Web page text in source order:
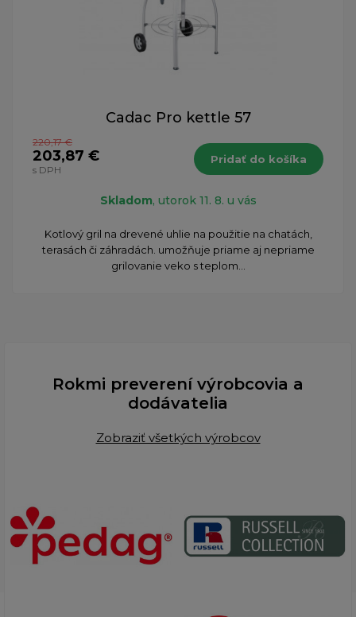
Cadac Pro kettle 57
220,17 €
203,87 €
s DPH
Pridať do košíka
Skladom, utorok 11. 8. u vás
Kotlový gril na drevené uhlie na použitie na chatách,
terasách či záhradách. umožňuje priame aj nepriame
grilovanie veko s teplom...
Rokmi preverení výrobcovia a
dodávatelia
Zobraziť všetkých výrobcov